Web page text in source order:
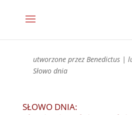
utworzone przez Benedictus|
Słowo dnia
SŁOWO DNIA: